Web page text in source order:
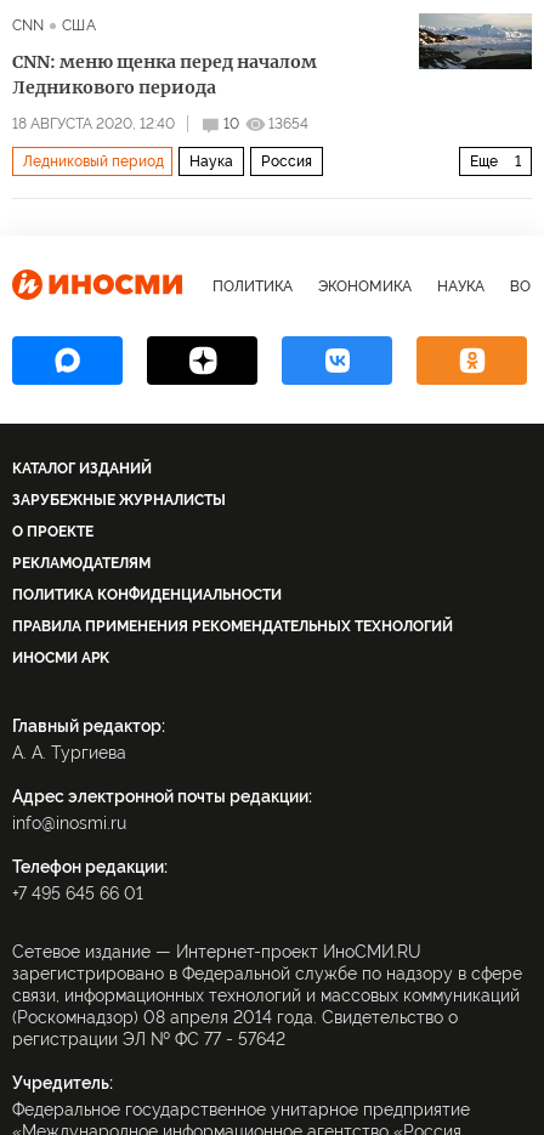
CNN США
CNN: меню щенка перед началом
Ледникового периода
18 АВГУСТА 2020, 12:40 10 13654
Еще 1
Ледниковый период Наука Россия
ПОЛИТИКА ЭКОНОМИКА НАУКА
КАТАЛОГ ИЗДАНИЙ
ЗАРУБЕЖНЫЕ ЖУРНАЛИСТЫ
О ПРОЕКТЕ
РЕКЛАМОДАТЕЛЯМ
ПОЛИТИКА КОНФИДЕНЦИАЛЬНОСТИ
ПРАВИЛА ПРИМЕНЕНИЯ РЕКОМЕНДАТЕЛЬНЫХ ТЕХНОЛОГИЙ
ИНОСМИ APK
Главный редактор:
А. А. Тургиева
Адрес электронной почты редакции:
info@inosmi.ru
Телефон редакции:
+7 495 645 66 01
Сетевое издание — Интернет-проект ИноСМИ.RU
зарегистрировано в Федеральной службе по надзору в сфере
связи, информационных технологий и массовых коммуникаций
(Роскомнадзор) 08 апреля 2014 года. Свидетельство о
регистрации ЭЛ № ФС 77 - 57642
Учредитель:
Федеральное государственное унитарное предприятие